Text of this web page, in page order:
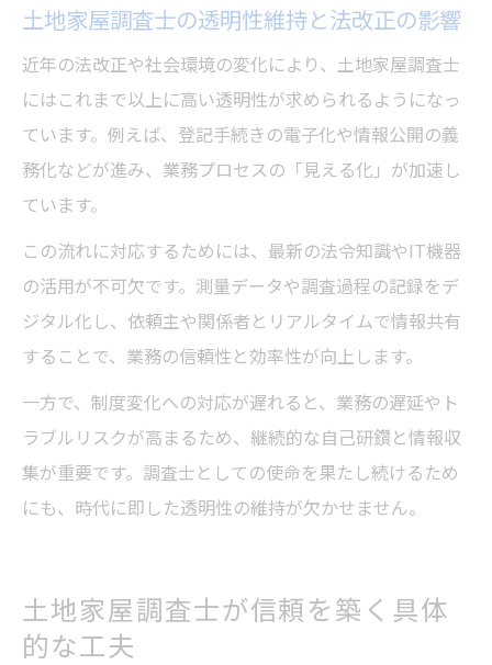
土地家屋調査士の透明性維持と法改正の影響
近年の法改正や社会環境の変化により、土地家屋調査士
にはこれまで以上に高い透明性が求められるようになっ
ています。例えば、登記手続きの電子化や情報公開の義
務化などが進み、業務プロセスの「見える化」が加速し
ています。
この流れに対応するためには、最新の法令知識やIT機器
の活用が不可欠です。測量データや調査過程の記録をデ
ジタル化し、依頼主や関係者とリアルタイムで情報共有
することで、業務の信頼性と効率性が向上します。
一方で、制度変化への対応が遅れると、業務の遅延やト
ラブルリスクが高まるため、継続的な自己研鑽と情報収
集が重要です。調査士としての使命を果たし続けるため
にも、時代に即した透明性の維持が欠かせません。
土地家屋調査士が信頼を築く具体
的な工夫